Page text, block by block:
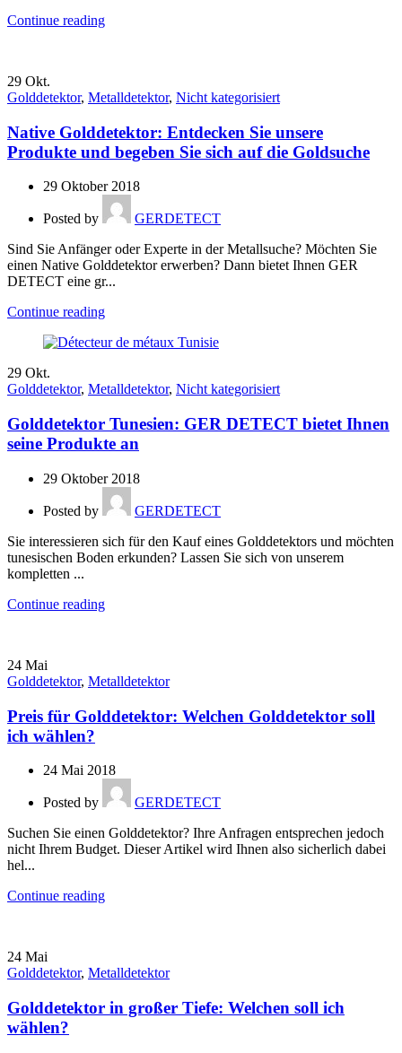
Continue reading
29 Okt.
Golddetektor, Metalldetektor, Nicht kategorisiert
Native Golddetektor: Entdecken Sie unsere
Produkte und begeben Sie sich auf die Goldsuche
29 Oktober 2018
Posted by
GERDETECT
Sind Sie Anfänger oder Experte in der Metallsuche? Möchten Sie
einen Native Golddetektor erwerben? Dann bietet Ihnen GER
DETECT eine gr...
Continue reading
29 Okt.
Golddetektor, Metalldetektor, Nicht kategorisiert
Golddetektor Tunesien: GER DETECT bietet Ihnen
seine Produkte an
29 Oktober 2018
Posted by
GERDETECT
Sie interessieren sich für den Kauf eines Golddetektors und möchten
tunesischen Boden erkunden? Lassen Sie sich von unserem
kompletten ...
Continue reading
24 Mai
Golddetektor, Metalldetektor
Preis für Golddetektor: Welchen Golddetektor soll
ich wählen?
24 Mai 2018
Posted by
GERDETECT
Suchen Sie einen Golddetektor? Ihre Anfragen entsprechen jedoch
nicht Ihrem Budget. Dieser Artikel wird Ihnen also sicherlich dabei
hel...
Continue reading
24 Mai
Golddetektor, Metalldetektor
Golddetektor in großer Tiefe: Welchen soll ich
wählen?